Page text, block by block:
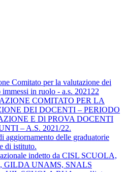
Comitato per la valutazione dei
immessi in ruolo - a.s. 202122
COMITATO PER LA
DEI DOCENTI – PERIODO
E Dl PROVA DOCENTI
– A.S. 2021/22.
aggiornamento delle graduatorie
di istituto.
indetto da CISL SCUOLA,
GILDA UNAMS, SNALS